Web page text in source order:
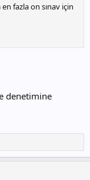
fazla on sınav için
denetimine